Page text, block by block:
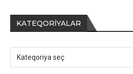
KATEQORIYALAR